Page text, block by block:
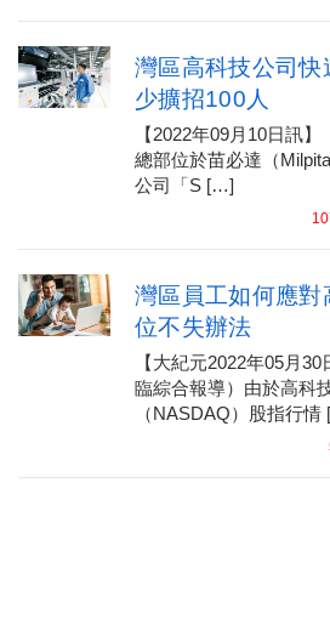
灣區高科技公司快
少擴招100人
【2022年09月10日訊
總部位於苗必達（
公司「S […]
灣區員工如何應對
位不失辦法
【大紀元2022年05月
臨綜合報導）由於高科
（NASDAQ）股指行